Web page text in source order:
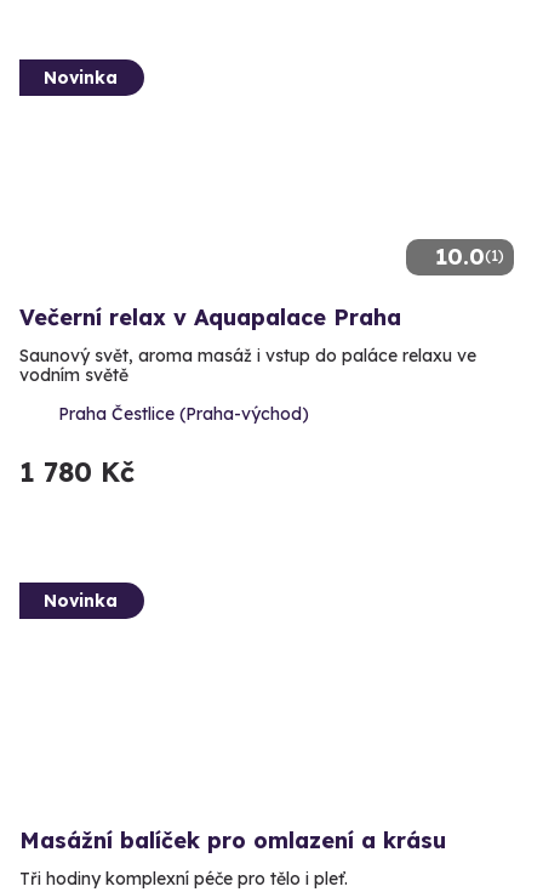
10.0(1)
Novinka
Večerní relax v Aquapalace Praha
Saunový svět, aroma masáž i vstup do paláce relaxu ve
vodním světě
Praha Čestlice (Praha-východ)
1 780 Kč
Novinka
Masážní balíček pro omlazení a krásu
Tři hodiny komplexní péče pro tělo i pleť.